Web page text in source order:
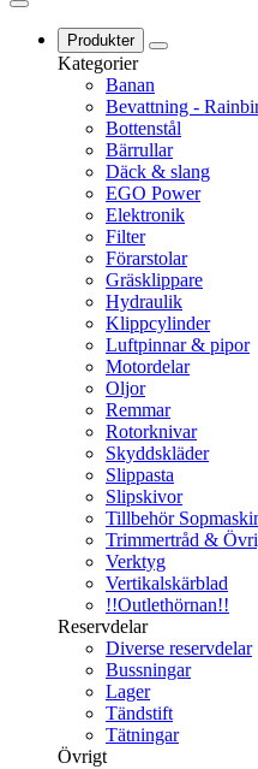
Produkter
Kategorier
Banan
Bevattning -
Bottenstål
Bärrullar
Däck & slang
EGO Power
Elektronik
Filter
Förarstolar
Gräsklippare
Hydraulik
Klippcylinder
Luftpinnar & pipor
Motordelar
Oljor
Remmar
Rotorknivar
Skyddskläder
Slippasta
Slipskivor
Tillbehör
Trimmertråd &
Verktyg
Vertikalskärblad
!!Outlethörnan!!
Reservdelar
Diverse reservdelar
Bussningar
Lager
Tändstift
Tätningar
Övrigt